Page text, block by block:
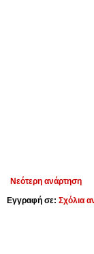
Νεότερη ανάρτηση
Εγγραφή σε: Σχόλια